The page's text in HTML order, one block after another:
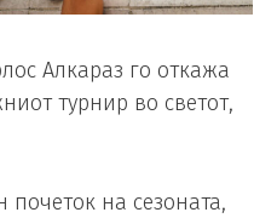
Алкараз го откажа
турнир во светот,
на сезоната,